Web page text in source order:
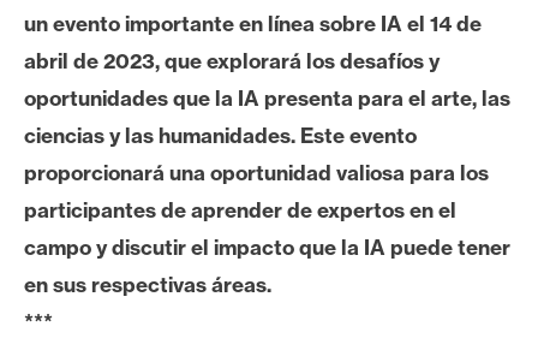
c
o
i
n
E
t
un evento importante en línea sobre IA el 14 de
abril de 2023, que explorará los desafíos y
oportunidades que la IA presenta para el arte, las
ciencias y las humanidades. Este evento
proporcionará una oportunidad valiosa para los
participantes de aprender de expertos en el
campo y discutir el impacto que la IA puede tener
en sus respectivas áreas.
***